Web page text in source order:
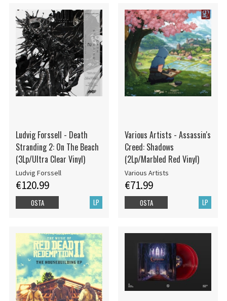
Ludvig Forssell - Death
Stranding 2: On The Beach
(3Lp/Ultra Clear Vinyl)
Ludvig Forssell
€120.99
LP
OSTA
Various Artists - Assassin's
Creed: Shadows
(2Lp/Marbled Red Vinyl)
Various Artists
€71.99
LP
OSTA